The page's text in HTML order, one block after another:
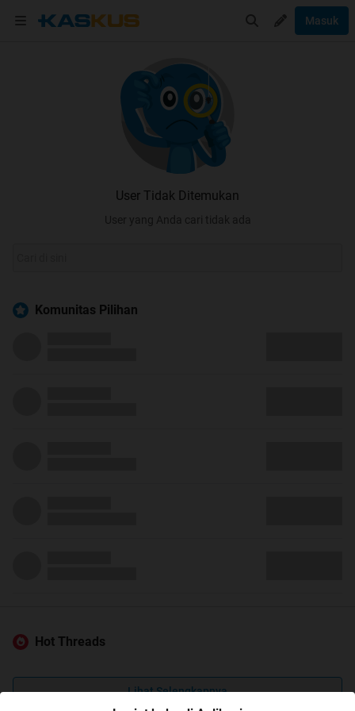
Masuk
User Tidak Ditemukan
User yang Anda cari tidak ada
Komunitas Pilihan
Hot Threads
Lihat Selengkapnya